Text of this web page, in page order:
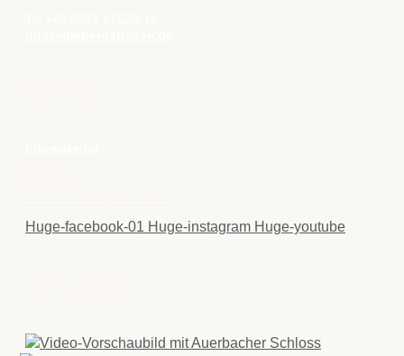
Huge-facebook-01 Huge-instagram Huge-youtube